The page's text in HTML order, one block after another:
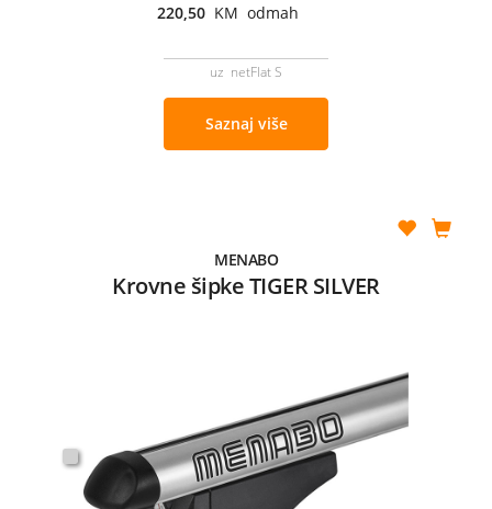
220,50 KM odmah
uz netFlat S
Saznaj više
MENABO
Krovne šipke TIGER SILVER